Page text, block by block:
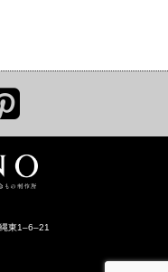
東1‒6‒21